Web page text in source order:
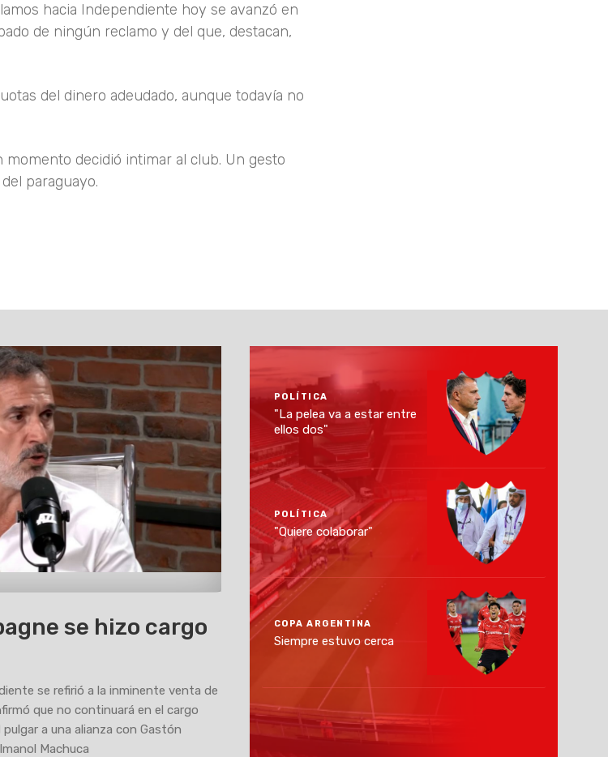
hacia Independiente hoy se avanzó en
de ningún reclamo y del que, destacan,
del dinero adeudado, aunque todavía no
decidió intimar al club. Un gesto
paraguayo.
se hizo cargo
se refirió a la inminente venta de
que no continuará en el cargo
a una alianza con Gastón
Machuca
POLÍTICA
"La pelea va a estar entre
ellos dos"
POLÍTICA
"Quiere colaborar"
COPA ARGENTINA
Siempre estuvo cerca